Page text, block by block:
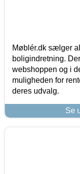
Møblér.dk sælger
boligindretning.
webshoppen og i
muligheden for
deres udvalg.
Se